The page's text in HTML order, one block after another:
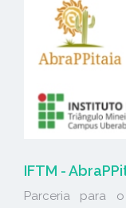
IFTM -
Parceria para